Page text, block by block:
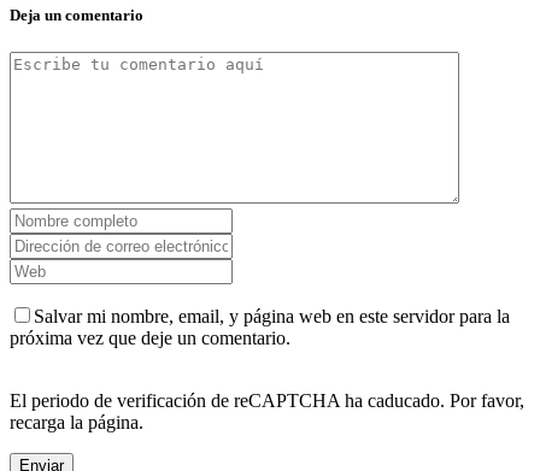
Deja un comentario
Salvar mi nombre, email, y página web en este servidor para la
próxima vez que deje un comentario.
El periodo de verificación de reCAPTCHA ha caducado. Por favor,
recarga la página.